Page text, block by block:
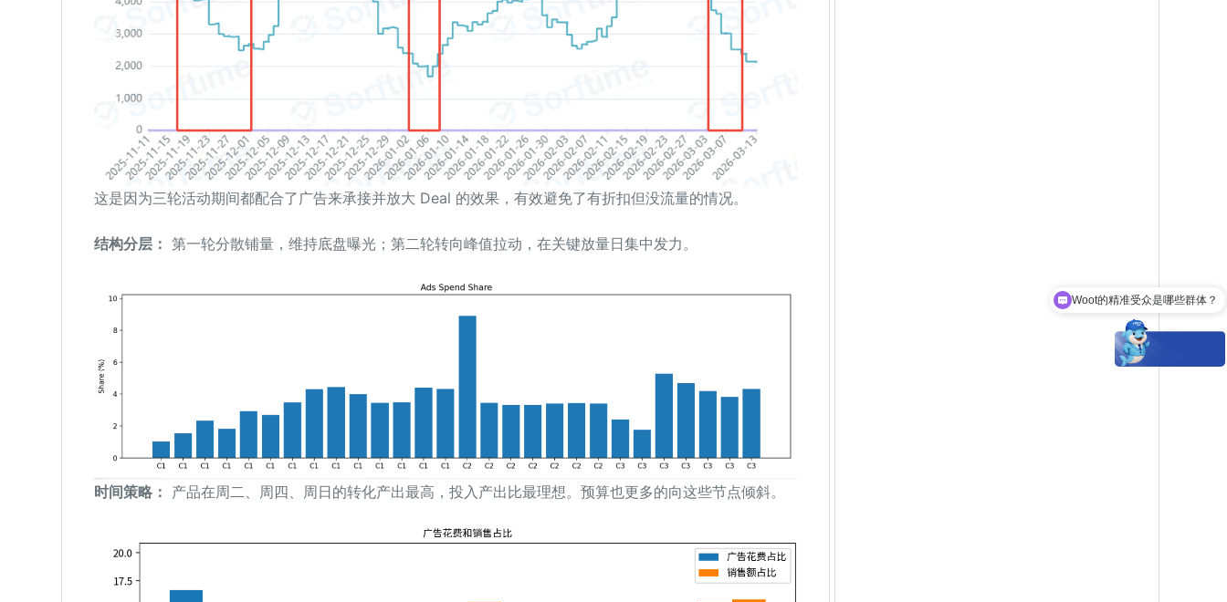
这是因为三轮活动期间都配合了广告来承接并放大 Deal 的效果，有效避免了有折扣但没流量的情况。
结构分层： 第一轮分散铺量，维持底盘曝光；第二轮转向峰值拉动，在关键放量日集中发力。
时间策略： 产品在周二、周四、周日的转化产出最高，投入产出比最理想。预算也更多的向这些节点倾斜。
Woot的精准受众是哪些群体？
现在有优惠活动吗？